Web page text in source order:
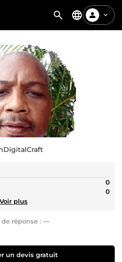
0
0
Voir plus
réponse : —
un devis gratuit